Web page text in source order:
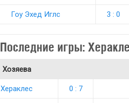
Гоу Эхед Иглс 3 : 0
Последние игры:
Хозяева
Хераклес 0 : 7